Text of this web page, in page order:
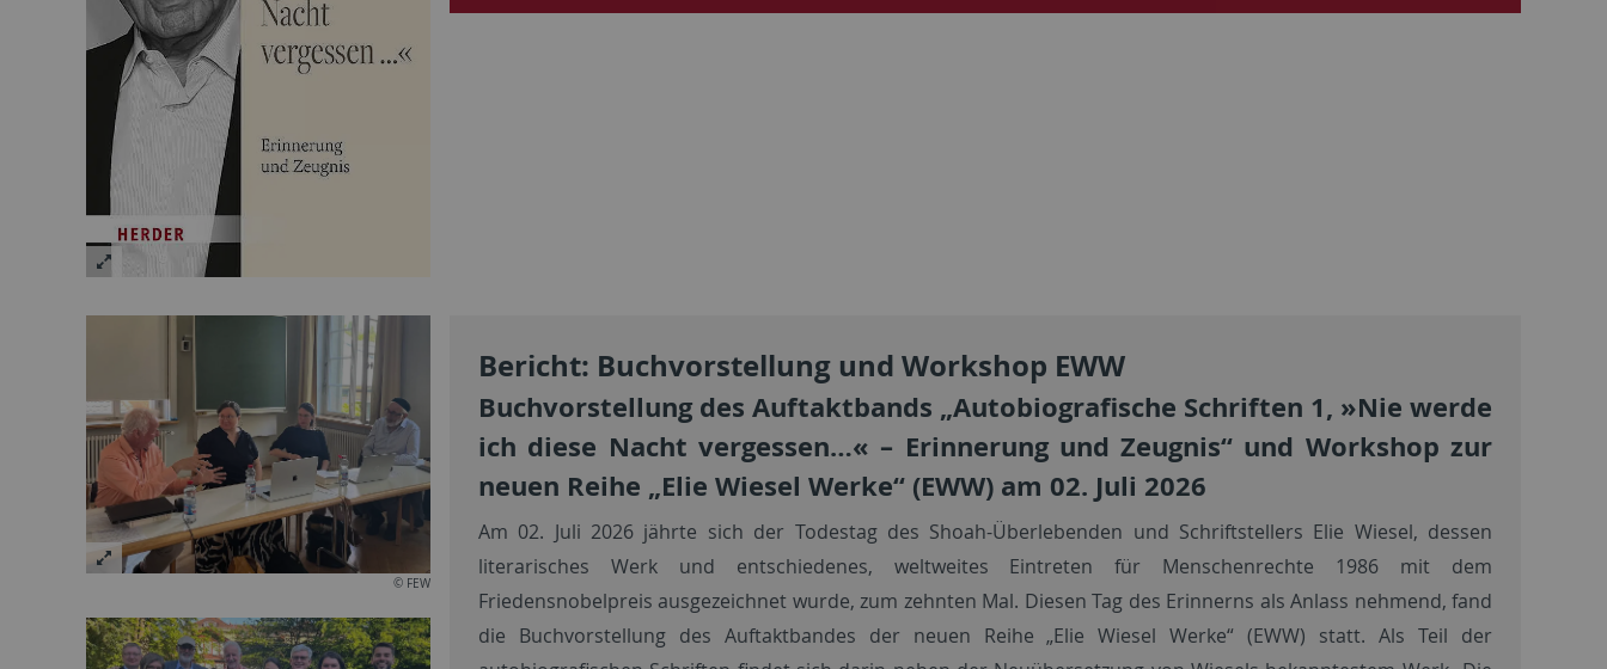
© FEW
Bericht: Buchvorstellung und Workshop EWW
Buchvorstellung des Auftaktbands „Autobiografische Schriften 1, »Nie werde
ich diese Nacht vergessen…« – Erinnerung und Zeugnis“ und Workshop zur
neuen Reihe „Elie Wiesel Werke“ (EWW) am 02. Juli 2026
Am 02. Juli 2026 jährte sich der Todestag des Shoah-Überlebenden und Schriftstellers Elie Wiesel, dessen
literarisches Werk und entschiedenes, weltweites Eintreten für Menschenrechte 1986 mit dem
Friedensnobelpreis ausgezeichnet wurde, zum zehnten Mal. Diesen Tag des Erinnerns als Anlass nehmend, fand
die Buchvorstellung des Auftaktbandes der neuen Reihe „Elie Wiesel Werke“ (EWW) statt. Als Teil der